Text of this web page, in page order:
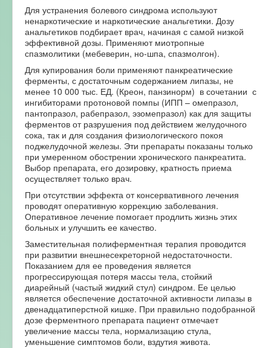
Для устранения болевого синдрома используют
ненаркотические и наркотические анальгетики. Дозу
анальгетиков подбирает врач, начиная с самой низкой
эффективной дозы. Применяют миотропные
спазмолитики (мебеверин, но-шпа, спазмолгон).
Для купирования боли применяют панкреатические
ферменты, с достаточным содержанием липазы, не
менее 10 000 тыс. ЕД. (Креон, панзинорм) в сочетании с
ингибиторами протоновой помпы (ИПП – омепразол,
пантопразол, рабепразол, эзомепразол) как для защиты
ферментов от разрушения под действием желудочного
сока, так и для создания физиологического покоя
поджелудочной железы. Эти препараты показаны только
при умеренном обострении хронического панкреатита.
Выбор препарата, его дозировку, кратность приема
осуществляет только врач.
При отсутствии эффекта от консервативного лечения
проводят оперативную коррекцию заболевания.
Оперативное лечение помогает продлить жизнь этих
больных и улучшить ее качество.
Заместительная полиферментная терапия проводится
при развитии внешнесекреторной недостаточности.
Показанием для ее проведения является
прогрессирующая потеря массы тела, стойкий
диарейный (частый жидкий стул) синдром. Ее целью
является обеспечение достаточной активности липазы в
двенадцатиперстной кишке. При правильно подобранной
дозе ферментного препарата пациент отмечает
увеличение массы тела, нормализацию стула,
уменьшение симптомов боли, вздутия живота.